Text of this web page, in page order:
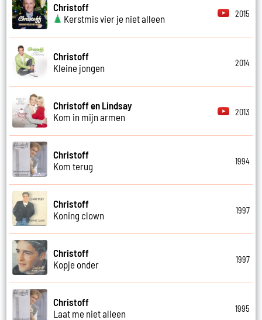
Christoff
Kerstmis vier je niet alleen
2015
Christoff
Kleine jongen
2014
Christoff en Lindsay
Kom in mijn armen
2013
Christoff
Kom terug
1994
Christoff
Koning clown
1997
Christoff
Kopje onder
1997
Christoff
Laat me niet alleen
1995